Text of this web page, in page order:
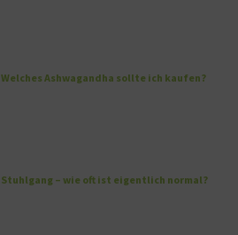
Welches Ashwagandha sollte ich kaufen?
Stuhlgang – wie oft ist eigentlich normal?